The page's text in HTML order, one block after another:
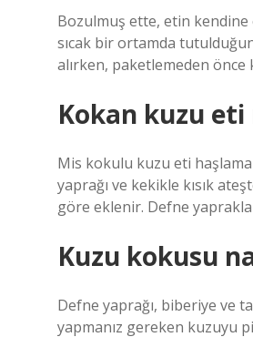
Bozulmuş ette, etin
sıcak bir ortamda
alırken, paketlemeden
Kokan kuzu eti
Mis kokulu kuzu eti haşlama
yaprağı ve kekikle kısık
göre eklenir. Defne
Kuzu kokusu
Defne yaprağı, biberiye ve
yapmanız gereken kuzuyu